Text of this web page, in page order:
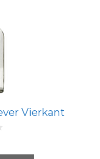
Vierkant